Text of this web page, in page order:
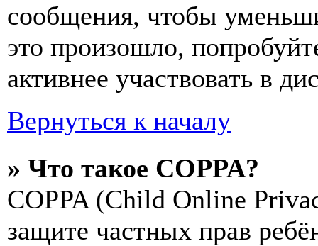
сообщения, чтобы
это произошло,
активнее участвовать в
Вернуться к началу
» Что такое COPPA?
COPPA (Child Online
защите частных прав